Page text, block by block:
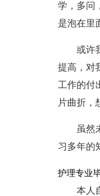
学，多问
是泡在里
或许
提高，对
工作的付
片曲折，
虽然
习多年的
护理专业
本人